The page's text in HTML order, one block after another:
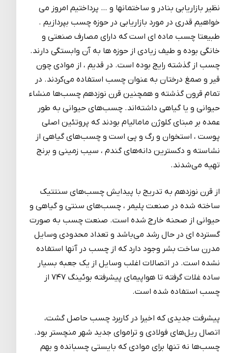
نظیر بازاریابی بنادر و ساختمانها و … پرداختیم امروز می
خواهیم قدری در مورد بازاریابی در حوزه چسب بپردازیم .
طبیعتا چسب ماده ای است که دارای مصارف صنعتی و
خانگی بوده و طیف زیادی از حوزه ها به آن وابستگی دارند.
چسب از گذشته رایج بوده است. در قدیم ، از موادی چون
قیر و صمغ درختان به عنوان چسب استفاده می‌کردند. در
تمام قرون گذشته و همچنین قرن نوزدهم چسب‌ها منشاء
حیوانی و یا گیاهی داشته‌اند. چسب‌های حیوانی به طور
عمده بر مبنای کلوژن مامالیام بودند که پروتئین اصلی
پوست ، استخوان و رگ و پی است و چسب‌های گیاهی از
نشاسته و دکسترین دانه‌های گندم ، سیب زمینی و برنج
تهیه می‌شدند.
از قرن نوزدهم به تدریج با پیدایش چسب‌های سنتتیک
ساخته شده در صنعت پلیمر ، چسب‌های سنتی و گیاهی و
حیوانی از صحنه خارج شده است. صنعت چسب به صورت
گسترده ای در حال رشد می‌باشد و تعداد محدودی وسایل
مدرن ساخت بشر وجود دارد که از چسب در آنها استفاده
نشده است. در اتصالات اغلب وسایل از یک جعبه بسیار
ساده غلات گرفته تا هواپیمای پیشرفته بوئینگ ۷۴۷ از
چسب استفاده شده است.
پیشرفت جدیدی که اخیرا در کاربرد چسب حاصل گشت،
اتصال ریل‌های فولادی و تراموای جدید شهر منچستر بود.
چسب‌ها نه تنها برای موادی که بایستی چسبانده و بهم